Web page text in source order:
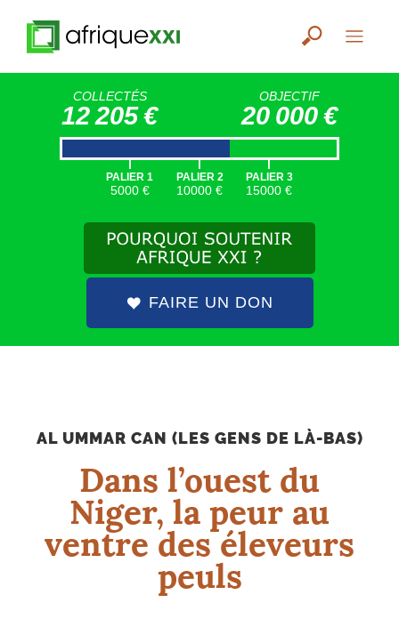
COLLECTÉS
12 205 €
OBJECTIF
20 000 €
|
PALIER 1
5000 €
|
PALIER 2
10000 €
|
PALIER 3
15000 €
FAIRE UN DON
AL UMMAR CAN (LES GENS DE LÀ-BAS)
Dans l’ouest du
Niger, la peur au
ventre des éleveurs
peuls